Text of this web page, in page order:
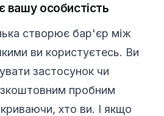
вашу особистість
створює бар'єр між
ви користуєтесь. Ви
застосунок чи
пробним
хто ви. І якщо